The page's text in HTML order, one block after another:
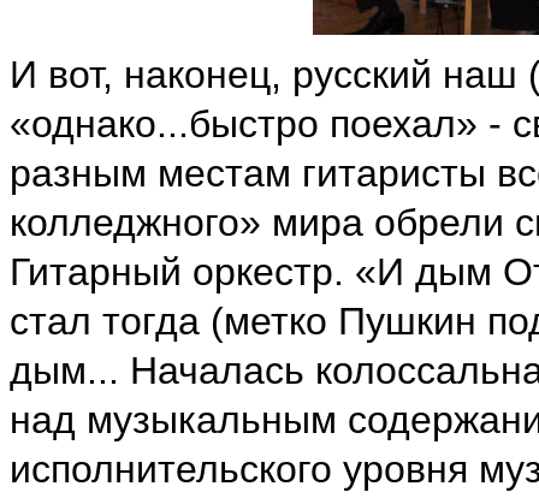
И вот, наконец, русский наш
«однако...быстро поехал» -
разным местам гитаристы
колледжного» мира обрели
Гитарный оркестр. «И дым
стал тогда (метко Пушкин
дым... Началась
над музыкальным
исполнительского уровня